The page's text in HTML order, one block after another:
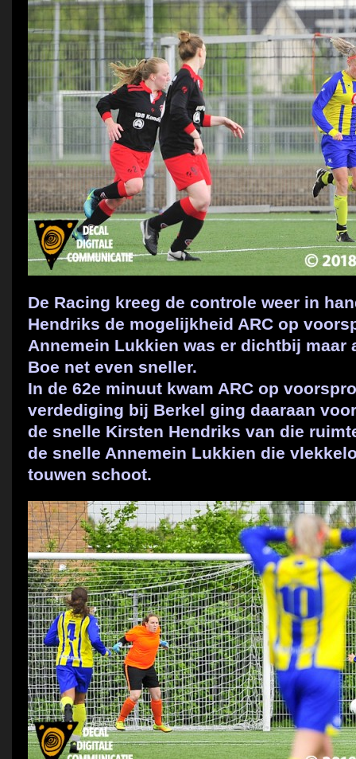
De Racing kreeg de controle weer in
Hendriks de mogelijkheid ARC op
Annemein Lukkien was er dichtbij maar
Boe net even sneller.
In de 62e minuut kwam ARC op
verdediging bij Berkel ging daaraan
de snelle Kirsten Hendriks van die
de snelle Annemein Lukkien die
touwen schoot.